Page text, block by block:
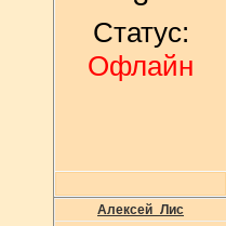
Статус:
Офлайн
Алексей_Лис